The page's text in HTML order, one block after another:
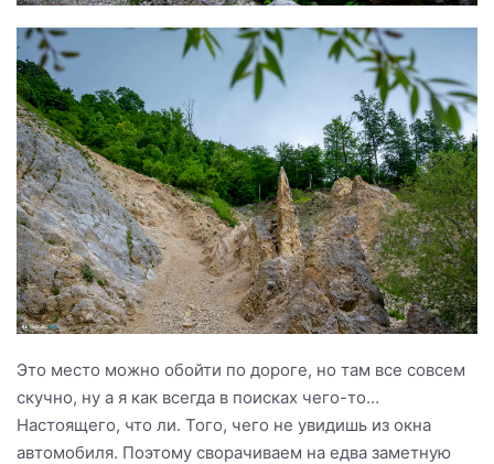
Это место можно обойти по дороге, но там все совсем
скучно, ну а я как всегда в поисках чего-то…
Настоящего, что ли. Того, чего не увидишь из окна
автомобиля. Поэтому сворачиваем на едва заметную